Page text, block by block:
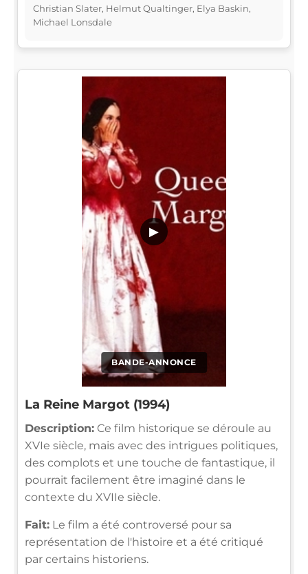
Christian Slater, Helmut Qualtinger, Elya Baskin,
Michael Lonsdale
BANDE-ANNONCE
▶
La Reine Margot (1994)
Description: Ce film historique se déroule au
XVIe siècle, mais avec des intrigues politiques,
des complots et une touche de fantastique, il
pourrait facilement être imaginé dans le
contexte du XVIIe siècle.
Fait: Le film a été controversé pour sa
représentation de l'histoire et a été critiqué
par certains historiens.